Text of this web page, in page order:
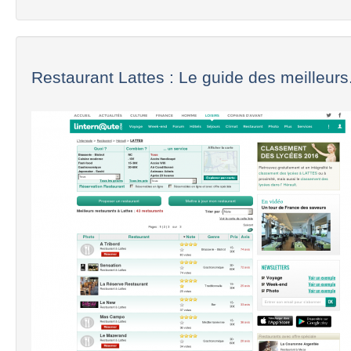
Restaurant Lattes : Le guide des